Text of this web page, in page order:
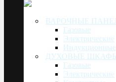
ВАРОЧНЫЕ
Газовые
Электрические
Индукционные
ДУХОВЫЕ
Газовые
Электрические